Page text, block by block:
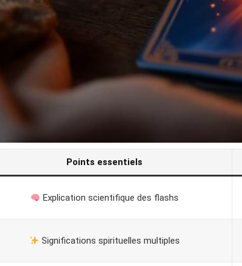
Points essentiels
Explication scientifique des flashs
Significations spirituelles multiples